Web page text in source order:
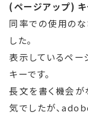
(ページアップ) キ
同率での使用のな
した。
表示しているペー
キーです。
長文を書く機会が
気でしたが、